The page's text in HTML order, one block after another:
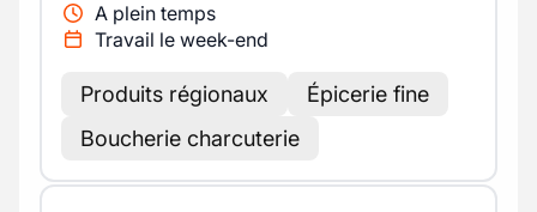
A plein temps
Travail le week-end
Produits régionaux
Épicerie fine
Boucherie charcuterie